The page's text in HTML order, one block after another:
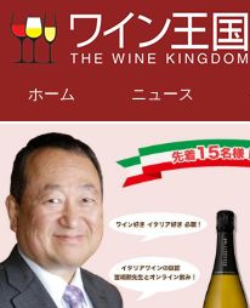
ホーム ニュース